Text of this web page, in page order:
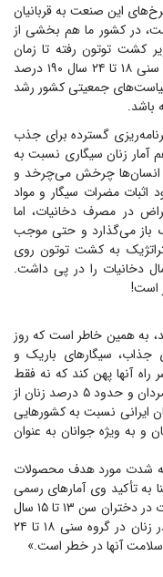
این صنعت به قربانیان
در کشور ما هم بخشی از
کشت توتون رفته تا زمان
دسترسی به سیگار را کاهش داده و موجب شود تا مصرف روزانه سیگار در زنان در گروه سنی ۱۸ تا ۲۴ سال ۱۹۰ درصد
جمعیتی کشور رشد
باشد.
گسترده برای جذب
آمار زنان سیگاری نسبت به
انسان‌ها چرخش می‌چرخد و
مضرات سیگار و مواد
در مصرف دخانیات، اما
باز می‌گذارد و حتی موجب
به کشت توتون روی
دخانیات را در پی داشت.
است!
به همین خاطر است که روز
جذاب، سیگار‌های باریک و
راه آنها پهن کند که نه فقط
خودشان بلکه جامعه هم از این دام آسیب می‌بیند. در حال حاضر حدود ۲۰ تا ۲۲ درصد مردان و حدود ۵ درصد زنان از
ایرانی نسبت به کشور‌هایی
و به ویژه جوانان به عنوان
به شدت مورد هدف محصولات
تأکید وی آمار‌های رسمی
کشور در مطالعات انجام شده در سال‌های ۹۶ و ۱۴۰۰ حاکی از آن است که استعمال دخانیات در دختران سن ۱۳ تا ۱۵ سال
حدود ۱۳۵ درصد افزایش داشته‌است. مسجدی تصریح می‌کند: «مصرف روزانه سیگار در زنان در گروه سنی ۱۸ تا ۲۴